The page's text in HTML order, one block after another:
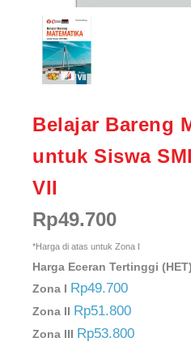
Belajar Bareng
untuk Siswa
VII
Rp49.700
*Harga di atas untuk Zona I
Harga Eceran Tertinggi (HET)
Zona I Rp49.700
Zona II Rp51.800
Zona III Rp53.800